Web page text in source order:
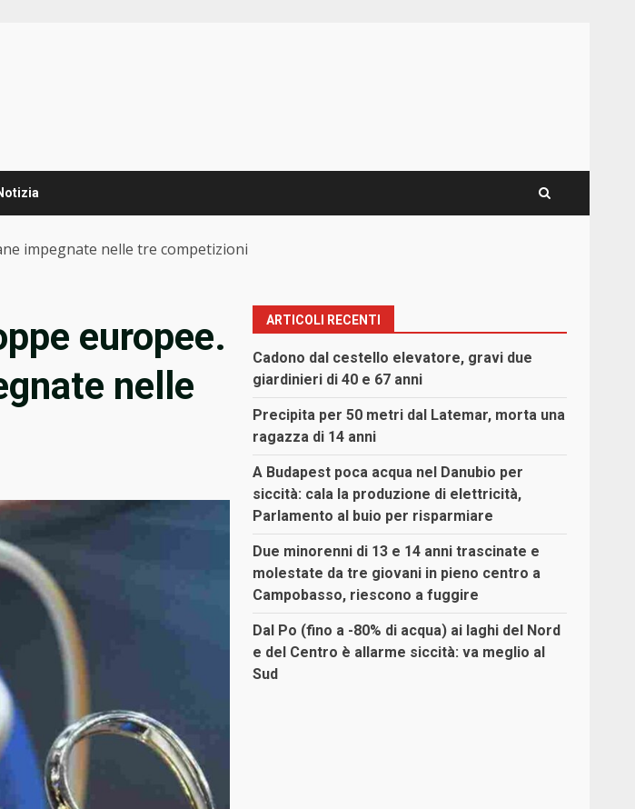
impegnate nelle tre competizioni
europee.
nelle
ARTICOLI RECENTI
Cadono dal cestello elevatore, gravi due
giardinieri di 40 e 67 anni
Precipita per 50 metri dal Latemar, morta una
ragazza di 14 anni
A Budapest poca acqua nel Danubio per
siccità: cala la produzione di elettricità,
Parlamento al buio per risparmiare
Due minorenni di 13 e 14 anni trascinate e
molestate da tre giovani in pieno centro a
Campobasso, riescono a fuggire
Dal Po (fino a -80% di acqua) ai laghi del Nord
e del Centro è allarme siccità: va meglio al
Sud